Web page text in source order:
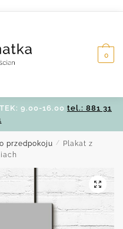
0
9.00-16.00 tel.: 881 31
przedpokoju /
Plakat z